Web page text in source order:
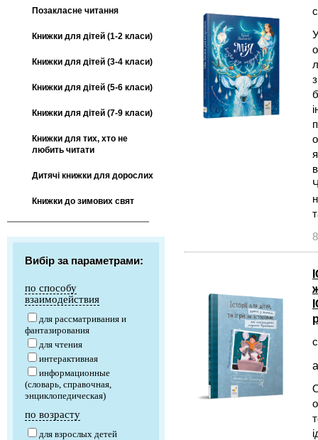
Позакласне читання
Книжки для дітей (1-2 класи)
Книжки для дітей (3-4 класи)
Книжки для дітей (5-6 класи)
Книжки для дітей (7-9 класи)
Книжки для тих, хто не
любить читати
Дитячі книжки для дорослих
Книжки до зимових свят
Вибір за параметрами:
по способу
взаимодействия
для рассматривания и
фантазирования
для чтения
интерактивная
информационные
(словарь, справочная,
энциклопедическая)
по возрасту
для взрослых детей